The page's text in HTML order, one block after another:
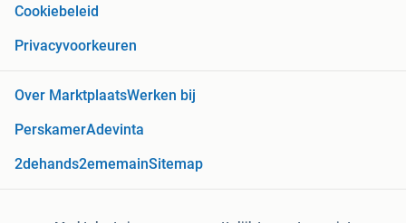
Cookiebeleid
Privacyvoorkeuren
Over MarktplaatsWerken bij
PerskamerAdevinta
2dehands2ememainSitemap